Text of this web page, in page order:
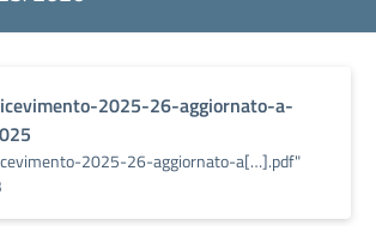
2025-26-aggiornato-a-
2025-26-aggiornato-a[…].pdf"